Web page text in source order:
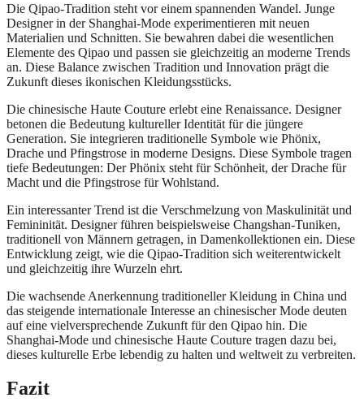
Die Qipao-Tradition steht vor einem spannenden Wandel. Junge
Designer in der Shanghai-Mode experimentieren mit neuen
Materialien und Schnitten. Sie bewahren dabei die wesentlichen
Elemente des Qipao und passen sie gleichzeitig an moderne Trends
an. Diese Balance zwischen Tradition und Innovation prägt die
Zukunft dieses ikonischen Kleidungsstücks.
Die chinesische Haute Couture erlebt eine Renaissance. Designer
betonen die Bedeutung kultureller Identität für die jüngere
Generation. Sie integrieren traditionelle Symbole wie Phönix,
Drache und Pfingstrose in moderne Designs. Diese Symbole tragen
tiefe Bedeutungen: Der Phönix steht für Schönheit, der Drache für
Macht und die Pfingstrose für Wohlstand.
Ein interessanter Trend ist die Verschmelzung von Maskulinität und
Femininität. Designer führen beispielsweise Changshan-Tuniken,
traditionell von Männern getragen, in Damenkollektionen ein. Diese
Entwicklung zeigt, wie die Qipao-Tradition sich weiterentwickelt
und gleichzeitig ihre Wurzeln ehrt.
Die wachsende Anerkennung traditioneller Kleidung in China und
das steigende internationale Interesse an chinesischer Mode deuten
auf eine vielversprechende Zukunft für den Qipao hin. Die
Shanghai-Mode und chinesische Haute Couture tragen dazu bei,
dieses kulturelle Erbe lebendig zu halten und weltweit zu verbreiten.
Fazit